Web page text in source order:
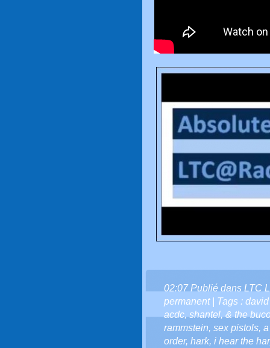
02:07 Publié dans LTC
permanent| Tags :
acdc,shantel,& the
rammstein, sex pistols,
order, hark, i hear the